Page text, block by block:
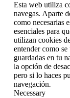
Esta web utiliza
navegas. Aparte
como necesarias
esenciales para
utilizan cookies
entender como
guardadas en tu
la opción de
pero si lo haces
navegación.
Necessary